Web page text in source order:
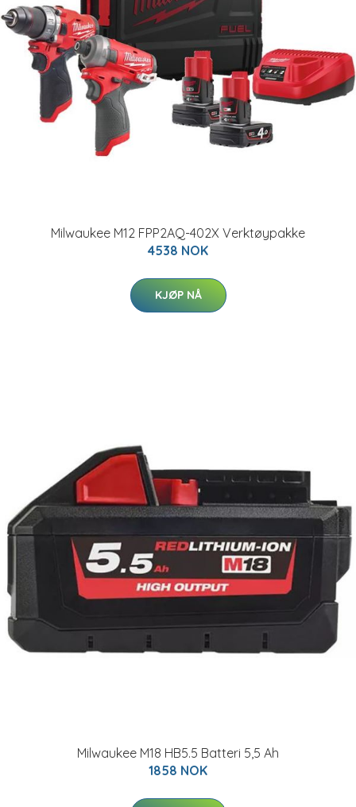
Milwaukee M12 FPP2AQ-402X Verktøypakke
4538 NOK
KJØP NÅ
Milwaukee M18 HB5.5 Batteri 5,5 Ah
1858 NOK